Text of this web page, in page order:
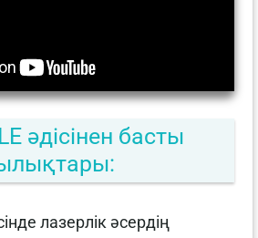
әдісінен басты
лазерлік әсердің